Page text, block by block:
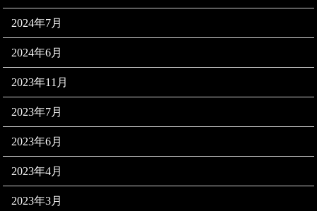
2024年7月
2024年6月
2023年11月
2023年7月
2023年6月
2023年4月
2023年3月